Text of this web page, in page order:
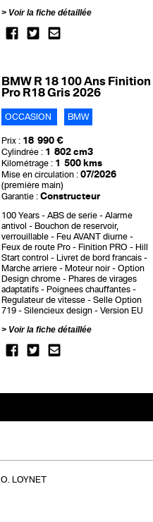
Voir la fiche détaillée
BMW R 18 100 Ans Finition
Pro R18 Gris 2026
OCCASION BMW
Prix : 18 990 €
Cylindrée : 1 802 cm3
Kilométrage : 1 500 kms
Mise en circulation : 07/2026
(première main)
Garantie : Constructeur
100 Years ABS de serie
Alarme
antivol
Bouchon de reservoir,
verrouillable
Feu AVANT diurne
Feux de route Pro
Finition PRO
Hill
Start control
Livret de bord francais
Marche arriere
Moteur noir
Option
Design chrome
Phares de virages
adaptatifs
Poignees chauffantes
Regulateur de vitesse
Selle Option
719
Silencieux design
Version EU
Voir la fiche détaillée
O. LOYNET